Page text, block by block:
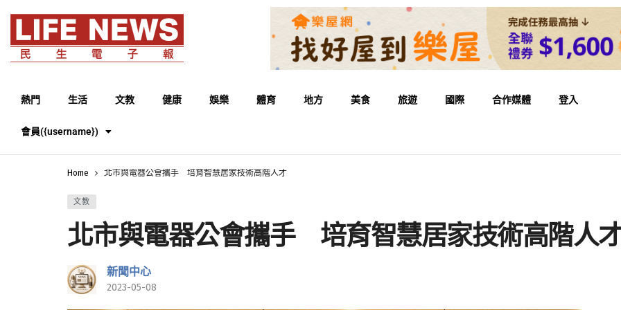
熱門 生活 文教 健康 娛樂 體育 地方 美食 旅遊 國際 合作媒體 登入
會員({username})
Home 北市與電器公會攜手 培育智慧居家技術高階人才
文教
北市與電器公會攜手 培育智慧居家技術高階人
新聞中心
2023-05-08